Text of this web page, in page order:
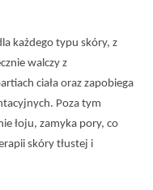
każdego typu skóry, z
walczy z
ciała oraz zapobiega
Poza tym
łoju, zamyka pory, co
skóry tłustej i